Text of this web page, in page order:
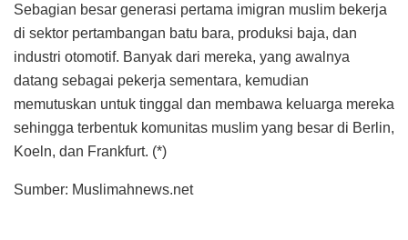
Sebagian besar generasi pertama imigran muslim bekerja
di sektor pertambangan batu bara, produksi baja, dan
industri otomotif. Banyak dari mereka, yang awalnya
datang sebagai pekerja sementara, kemudian
memutuskan untuk tinggal dan membawa keluarga mereka
sehingga terbentuk komunitas muslim yang besar di Berlin,
Koeln, dan Frankfurt. (*)
Sumber: Muslimahnews.net